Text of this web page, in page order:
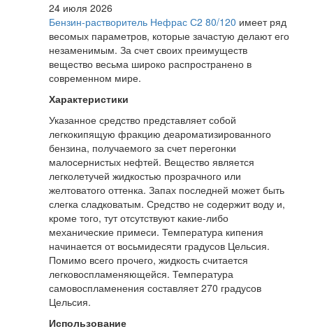
24 июля 2026
Бензин-растворитель Нефрас С2 80/120 имеет ряд
весомых параметров, которые зачастую делают его
незаменимым. За счет своих преимуществ
вещество весьма широко распространено в
современном мире.
Характеристики
Указанное средство представляет собой
легкокипящую фракцию деароматизированного
бензина, получаемого за счет перегонки
малосернистых нефтей. Вещество является
легколетучей жидкостью прозрачного или
желтоватого оттенка. Запах последней может быть
слегка сладковатым. Средство не содержит воду и,
кроме того, тут отсутствуют какие-либо
механические примеси. Температура кипения
начинается от восьмидесяти градусов Цельсия.
Помимо всего прочего, жидкость считается
легковоспламеняющейся. Температура
самовоспламенения составляет 270 градусов
Цельсия.
Использование